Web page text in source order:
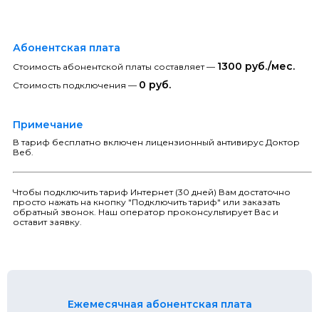
Абонентская плата
Стоимость абонентской платы составляет — 1300 руб./мес.
Стоимость подключения — 0 руб.
Примечание
В тариф бесплатно включен лицензионный антивирус Доктор
Веб.
Чтобы подключить тариф Интернет (30 дней) Вам достаточно
просто нажать на кнопку "Подключить тариф" или заказать
обратный звонок. Наш оператор проконсультирует Вас и
оставит заявку.
Ежемесячная абонентская плата